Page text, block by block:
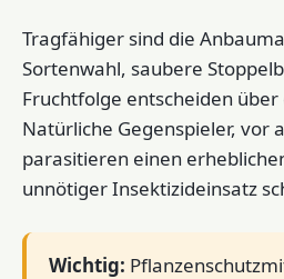
Tragfähiger sind die
Sortenwahl, saubere
Fruchtfolge entscheiden
Natürliche Gegenspieler, vor
parasitieren einen
unnötiger Insektizideinsatz
Wichtig: